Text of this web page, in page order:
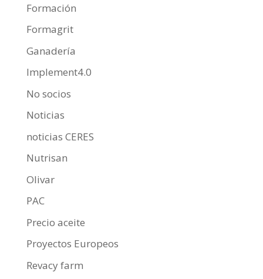
Formación
Formagrit
Ganadería
Implement4.0
No socios
Noticias
noticias CERES
Nutrisan
Olivar
PAC
Precio aceite
Proyectos Europeos
Revacy farm